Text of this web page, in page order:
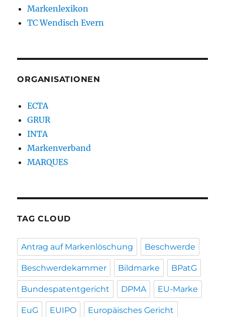
Markenlexikon
TC Wendisch Evern
ORGANISATIONEN
ECTA
GRUR
INTA
Markenverband
MARQUES
TAG CLOUD
Antrag auf Markenlöschung Beschwerde
Beschwerdekammer Bildmarke BPatG
Bundespatentgericht DPMA EU-Marke
EuG EUIPO Europäisches Gericht